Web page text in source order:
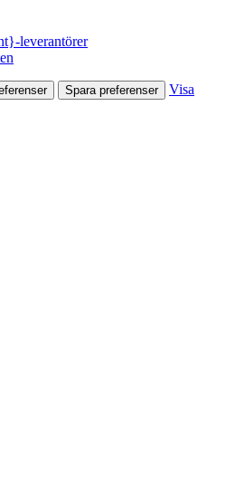
leverantörer
Spara preferenser
Visa